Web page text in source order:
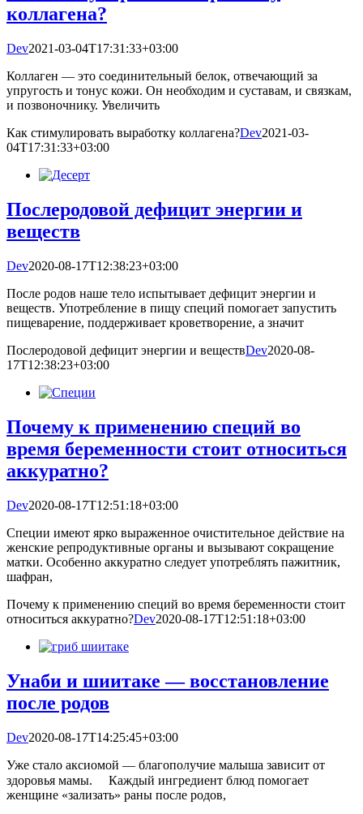
коллагена?
Dev2021-03-04T17:31:33+03:00
Коллаген — это соединительный белок, отвечающий за
упругость и тонус кожи. Он необходим и суставам, и связкам,
и позвоночнику. Увеличить
Как стимулировать выработку коллагена?Dev2021-03-
04T17:31:33+03:00
Послеродовой дефицит энергии и
веществ
Dev2020-08-17T12:38:23+03:00
После родов наше тело испытывает дефицит энергии и
веществ. Употребление в пищу специй помогает запустить
пищеварение, поддерживает кроветворение, а значит
Послеродовой дефицит энергии и веществDev2020-08-
17T12:38:23+03:00
Почему к применению специй во
время беременности стоит относиться
аккуратно?
Dev2020-08-17T12:51:18+03:00
Специи имеют ярко выраженное очистительное действие на
женские репродуктивные органы и вызывают сокращение
матки. Особенно аккуратно следует употреблять пажитник,
шафран,
Почему к применению специй во время беременности стоит
относиться аккуратно?Dev2020-08-17T12:51:18+03:00
Унаби и шиитаке — восстановление
после родов
Dev2020-08-17T14:25:45+03:00
Уже стало аксиомой — благополучие малыша зависит от
здоровья мамы. ⠀ Каждый ингредиент блюд помогает
женщине «зализать» раны после родов,